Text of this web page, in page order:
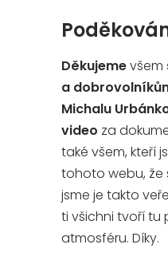
Děkujemevšem
a
Michalu
video za
také všem, kteří
tohoto webu, že
jsme je takto
ti všichni tvoří
atmosféru. Díky.